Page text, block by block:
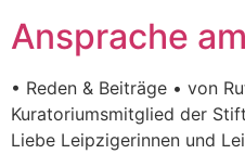
Ansprache
• Reden & Beiträge • von
Kuratoriumsmitglied der
Liebe Leipzigerinnen und